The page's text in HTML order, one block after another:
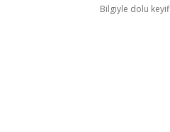
Bilgiyle dolu